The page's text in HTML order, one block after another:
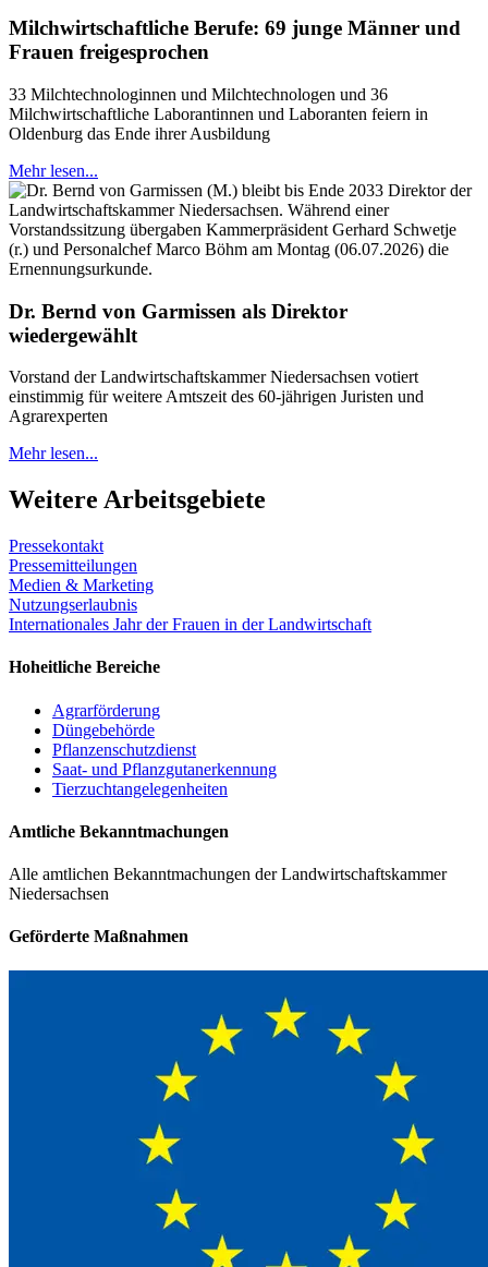
Milchwirtschaftliche Berufe: 69 junge Männer und
Frauen freigesprochen
33 Milchtechnologinnen und Milchtechnologen und 36
Milchwirtschaftliche Laborantinnen und Laboranten feiern in
Oldenburg das Ende ihrer Ausbildung
Mehr lesen...
Dr. Bernd von Garmissen als Direktor
wiedergewählt
Vorstand der Landwirtschaftskammer Niedersachsen votiert
einstimmig für weitere Amtszeit des 60-jährigen Juristen und
Agrarexperten
Mehr lesen...
Weitere Arbeitsgebiete
Pressekontakt
Pressemitteilungen
Medien & Marketing
Nutzungserlaubnis
Internationales Jahr der Frauen in der Landwirtschaft
Hoheitliche Bereiche
Agrarförderung
Düngebehörde
Pflanzenschutzdienst
Saat- und Pflanzgutanerkennung
Tierzuchtangelegenheiten
Amtliche Bekanntmachungen
Alle amtlichen Bekanntmachungen der Landwirtschaftskammer
Niedersachsen
Geförderte Maßnahmen